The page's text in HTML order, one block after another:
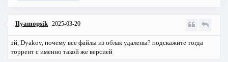
Ilyamopsik 2025-03-20
эй, Dyakov, почему все файлы из облак удалены? подскажите тогда
торрент с именно такой же версией